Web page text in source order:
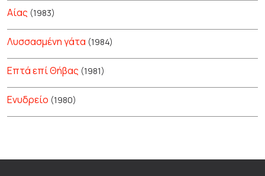
Αίας (1983)
Λυσσασμένη γάτα (1984)
Επτά επί Θήβας (1981)
Ενυδρείο (1980)